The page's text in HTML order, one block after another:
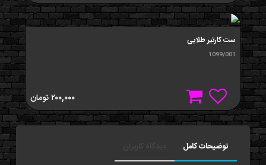
ست کارتير طلایی
1099/001
۲۰۰,۰۰۰تومان
توضیحات کامل